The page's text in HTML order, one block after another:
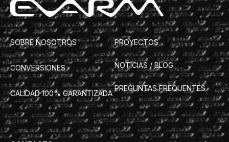
SOBRE NOSOTROS
CONVERSIONES
CALIDAD 100% GARANTIZADA
PROYECTOS
NOTICIAS / BLOG
PREGUNTAS FREQUENTES